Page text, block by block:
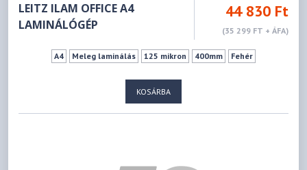
LEITZ ILAM OFFICE A4
LAMINÁLÓGÉP
44 830 Ft
(35 299 FT + ÁFA)
A4 Meleg laminálás 125 mikron 400mm Fehér
KOSÁRBA